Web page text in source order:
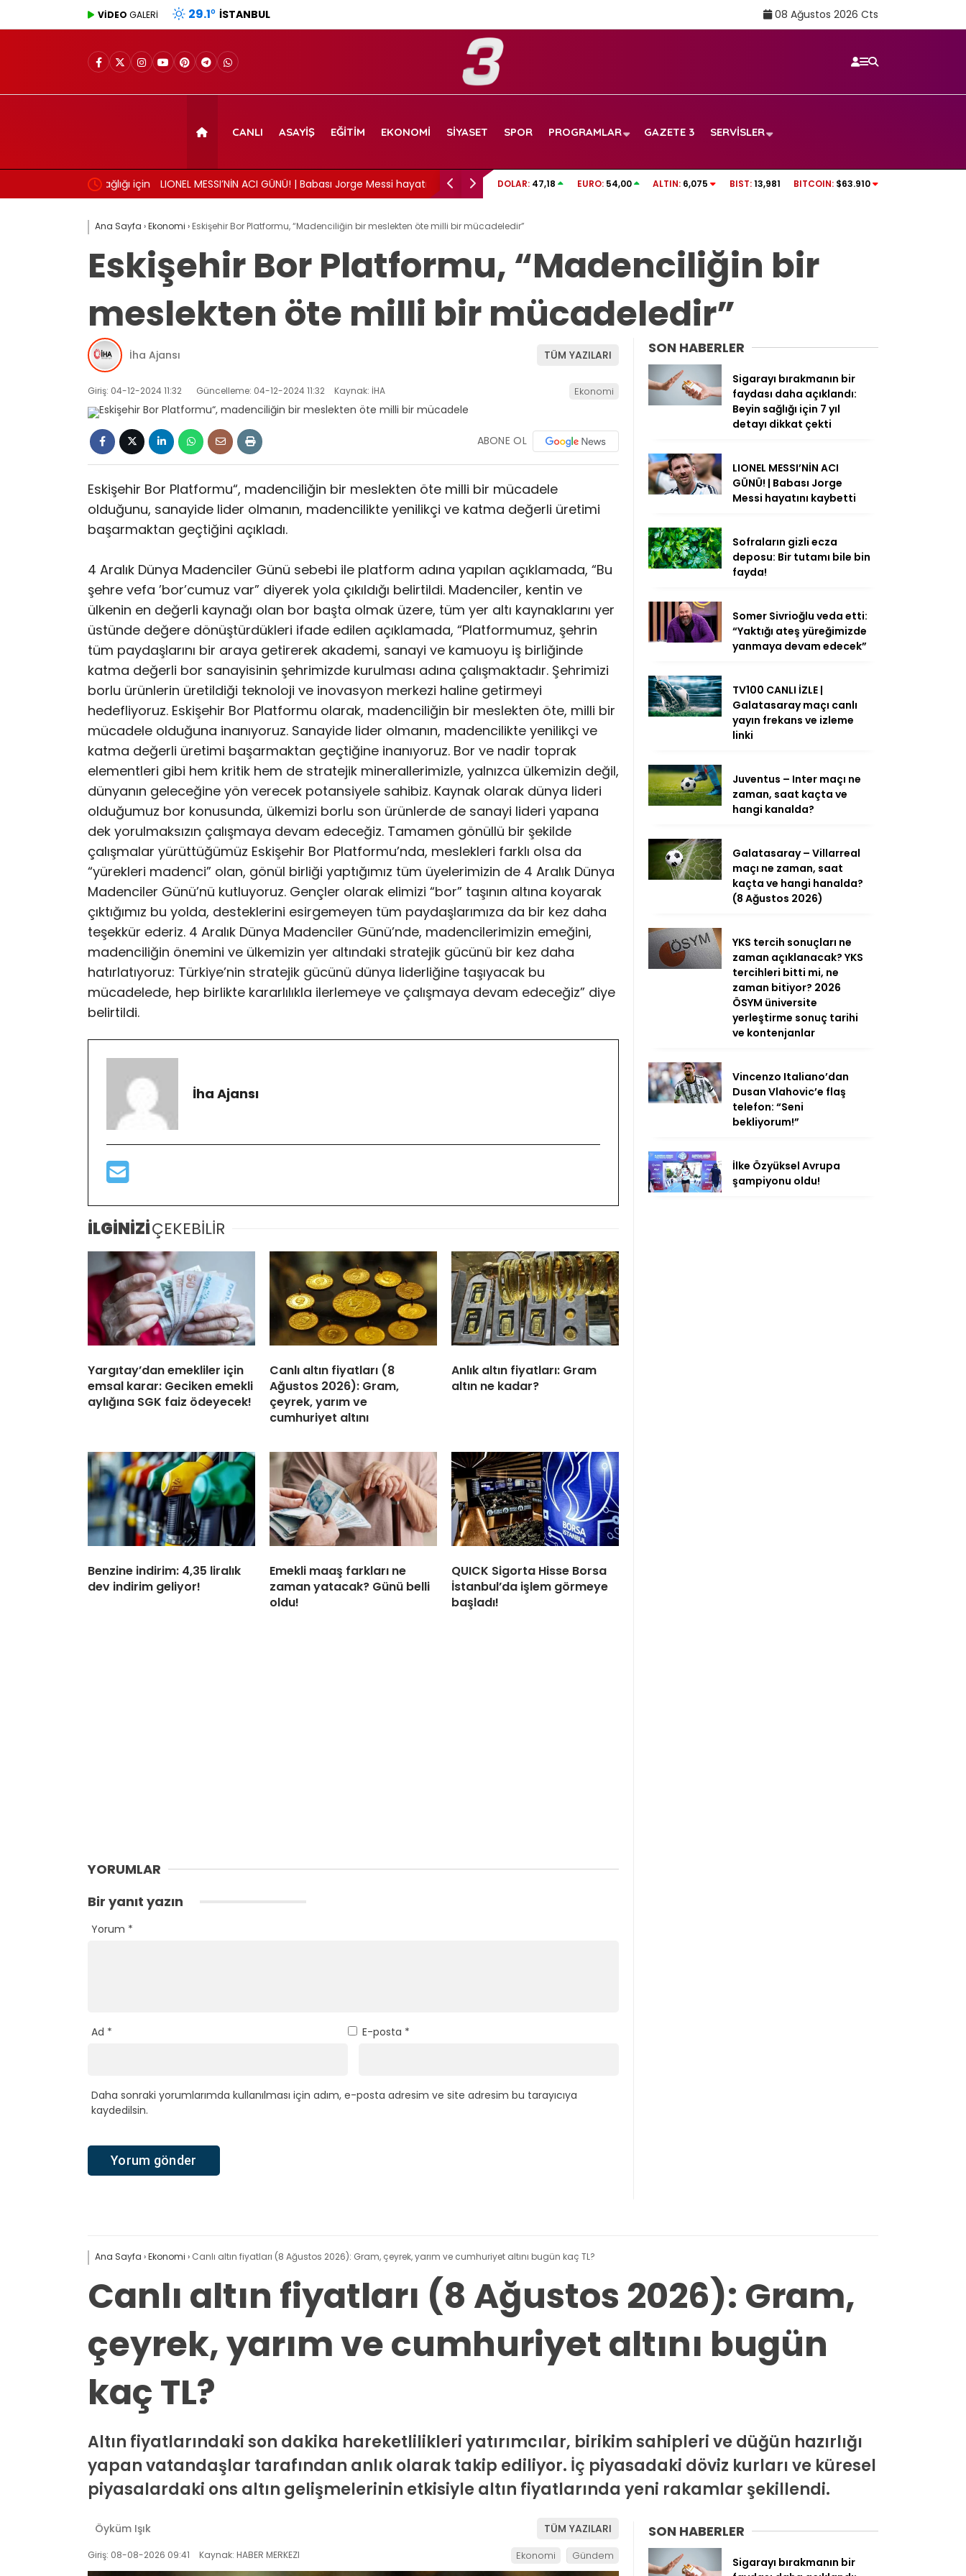
VİDEO GALERİ 29.1° İSTANBUL 08 Ağustos 2026 Cts
CANLI ASAYIŞ EĞITIM EKONOMI SIYASET SPOR PROGRAMLAR GAZETE 3 SERVISLER
Beyin sağlığı için LIONEL MESSI’NİN ACI GÜNÜ! | Babası Jorge Messi hayatını kaybetti
Sigarayı bırakmanın bir faydası daha açıklandı: Beyin sağlığı için
LIONEL MESSI’NİN ACI GÜNÜ! | Babası
DOLAR: 47,18 EURO: 54,00 ALTIN: 6,075 BIST: 13,981 BITCOIN: $63.910
Ana Sayfa ›Ekonomi › Eskişehir Bor Platformu, “Madenciliğin bir meslekten öte milli bir mücadeledir”
Eskişehir Bor Platformu, “Madenciliğin bir
meslekten öte milli bir mücadeledir”
İha Ajansı TÜM YAZILARI
Giriş: 04-12-2024 11:32 Güncelleme: 04-12-2024 11:32 Kaynak: İHA Ekonomi
ABONE OL
Eskişehir Bor Platformu“, madenciliğin bir meslekten öte milli bir mücadele
olduğunu, sanayide lider olmanın, madencilikte yenilikçi ve katma değerli üretimi
başarmaktan geçtiğini açıkladı.
4 Aralık Dünya Madenciler Günü sebebi ile platform adına yapılan açıklamada, “Bu
şehre vefa ’bor’cumuz var” diyerek yola çıkıldığı belirtildi. Madenciler, kentin ve
ülkenin en değerli kaynağı olan bor başta olmak üzere, tüm yer altı kaynaklarını yer
üstünde değere dönüştürdükleri ifade edilen açıklamada, “Platformumuz, şehrin
tüm paydaşlarını bir araya getirerek akademi, sanayi ve kamuoyu iş birliğinde
katma değerli bor sanayisinin şehrimizde kurulması adına çalışmaktadır. Şehrimizi
borlu ürünlerin üretildiği teknoloji ve inovasyon merkezi haline getirmeyi
hedefliyoruz. Eskişehir Bor Platformu olarak, madenciliğin bir meslekten öte, milli bir
mücadele olduğuna inanıyoruz. Sanayide lider olmanın, madencilikte yenilikçi ve
katma değerli üretimi başarmaktan geçtiğine inanıyoruz. Bor ve nadir toprak
elementleri gibi hem kritik hem de stratejik minerallerimizle, yalnızca ülkemizin değil,
dünyanın geleceğine yön verecek potansiyele sahibiz. Kaynak olarak dünya lideri
olduğumuz bor konusunda, ülkemizi borlu son ürünlerde de sanayi lideri yapana
dek yorulmaksızın çalışmaya devam edeceğiz. Tamamen gönüllü bir şekilde
çalışmalar yürüttüğümüz Eskişehir Bor Platformu’nda, meslekleri farklı olsa da
“yürekleri madenci” olan, gönül birliği yaptığımız tüm üyelerimizin de 4 Aralık Dünya
Madenciler Günü’nü kutluyoruz. Gençler olarak elimizi “bor” taşının altına koyarak
çıktığımız bu yolda, desteklerini esirgemeyen tüm paydaşlarımıza da bir kez daha
teşekkür ederiz. 4 Aralık Dünya Madenciler Günü’nde, madencilerimizin emeğini,
madenciliğin önemini ve ülkemizin yer altındaki stratejik gücünü bir kez daha
hatırlatıyoruz: Türkiye’nin stratejik gücünü dünya liderliğine taşıyacak bu
mücadelede, hep birlikte kararlılıkla ilerlemeye ve çalışmaya devam edeceğiz” diye
belirtildi.
İha Ajansı
İLGİNİZİÇEKEBİLİR
Yargıtay’dan emekliler için
emsal karar: Geciken emekli
aylığına SGK faiz ödeyecek!
Canlı altın fiyatları (8
Ağustos 2026): Gram,
çeyrek, yarım ve
cumhuriyet altını
Anlık altın fiyatları: Gram
altın ne kadar?
Benzine indirim: 4,35 liralık
dev indirim geliyor!
Emekli maaş farkları ne
zaman yatacak? Günü belli
oldu!
QUICK Sigorta Hisse Borsa
İstanbul’da işlem görmeye
başladı!
YORUMLAR
Bir yanıt yazın
Yorum *
Ad * E-posta *
Daha sonraki yorumlarımda kullanılması için adım, e-posta adresim ve site adresim bu tarayıcıya
kaydedilsin.
SON HABERLER
Sigarayı bırakmanın bir
faydası daha açıklandı:
Beyin sağlığı için 7 yıl
detayı dikkat çekti
LIONEL MESSI’NİN ACI
GÜNÜ! | Babası Jorge
Messi hayatını kaybetti
Sofraların gizli ecza
deposu: Bir tutamı bile bin
fayda!
Somer Sivrioğlu veda etti:
“Yaktığı ateş yüreğimizde
yanmaya devam edecek”
TV100 CANLI İZLE |
Galatasaray maçı canlı
yayın frekans ve izleme
linki
Juventus – Inter maçı ne
zaman, saat kaçta ve
hangi kanalda?
Galatasaray – Villarreal
maçı ne zaman, saat
kaçta ve hangi hanalda?
(8 Ağustos 2026)
YKS tercih sonuçları ne
zaman açıklanacak? YKS
tercihleri bitti mi, ne
zaman bitiyor? 2026
ÖSYM üniversite
yerleştirme sonuç tarihi
ve kontenjanlar
Vincenzo Italiano’dan
Dusan Vlahovic’e flaş
telefon: “Seni
bekliyorum!”
İlke Özyüksel Avrupa
şampiyonu oldu!
Ana Sayfa ›Ekonomi › Canlı altın fiyatları (8 Ağustos 2026): Gram, çeyrek, yarım ve cumhuriyet altını bugün kaç TL?
Canlı altın fiyatları (8 Ağustos 2026): Gram,
çeyrek, yarım ve cumhuriyet altını bugün
kaç TL?
Altın fiyatlarındaki son dakika hareketlilikleri yatırımcılar, birikim sahipleri ve düğün hazırlığı
yapan vatandaşlar tarafından anlık olarak takip ediliyor. İç piyasadaki döviz kurları ve küresel
piyasalardaki ons altın gelişmelerinin etkisiyle altın fiyatlarında yeni rakamlar şekillendi.
Öyküm Işık TÜM YAZILARI
Giriş: 08-08-2026 09:41 Kaynak: HABER MERKEZI Ekonomi Gündem
SON HABERLER
Sigarayı bırakmanın bir